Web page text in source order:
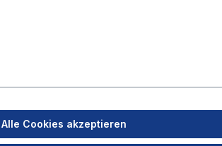
Alle Cookies akzeptieren